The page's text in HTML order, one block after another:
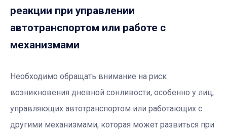
реакции при управлении
автотранспортом или работе с
механизмами
Необходимо обращать внимание на риск
возникновения дневной сонливости, особенно у лиц,
управляющих автотранспортом или работающих с
другими механизмами, которая может развиться при